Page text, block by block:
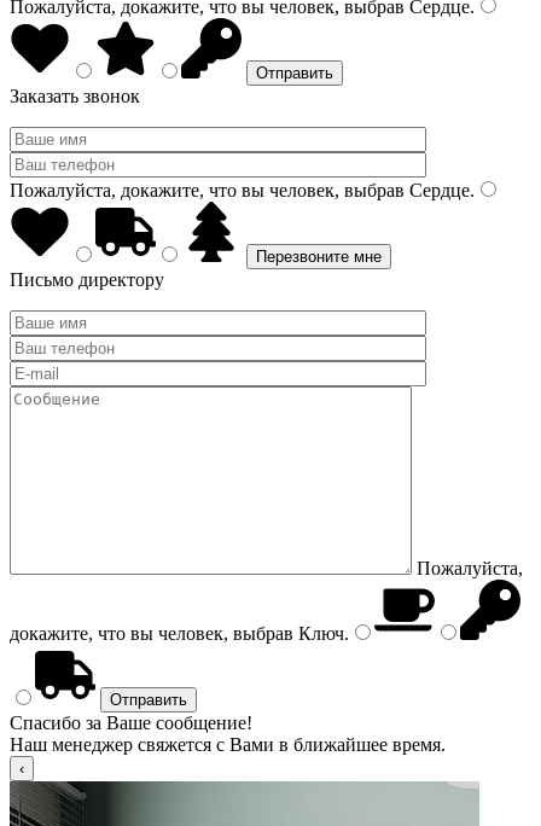
Пожалуйста, докажите, что вы человек, выбрав Сердце.
Заказать звонок
Пожалуйста, докажите, что вы человек, выбрав Сердце.
Письмо директору
Пожалуйста,
докажите, что вы человек, выбрав Ключ.
Спасибо за Ваше сообщение!
Наш менеджер свяжется с Вами в ближайшее время.